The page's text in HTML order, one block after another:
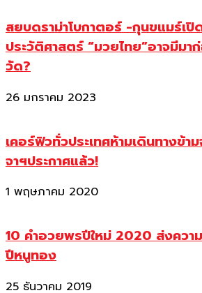
สยบดราม่าโบกาตอร์ -กุนขแมร์เ
ประวัติศาสตร์ “มวยไทย”อาจมีม
วัด?
26 มกราคม 2023
เคอร์ฟิวทั่วประเทศห้ามเดินทางข้า
จาฯประกาศแล้ว!
1 พฤษภาคม 2020
10 คำอวยพรปีใหม่ 2020 ส่งคว
ปีหนูทอง
25 ธันวาคม 2019